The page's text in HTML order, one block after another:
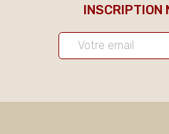
INSCRIPTION